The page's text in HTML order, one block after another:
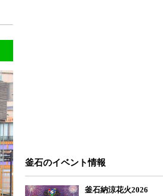
釜石のイベント情報
釜石納涼花火2026